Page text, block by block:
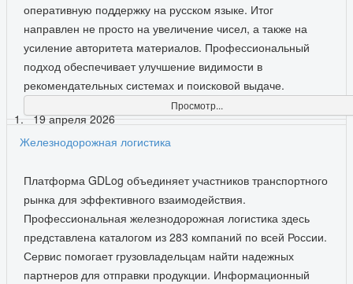
оперативную поддержку на русском языке. Итог
направлен не просто на увеличение чисел, а также на
усиление авторитета материалов. Профессиональный
подход обеспечивает улучшение видимости в
рекомендательных системах и поисковой выдаче.
Просмотр...
19 апреля 2026
Железнодорожная логистика
Платформа GDLog объединяет участников транспортного
рынка для эффективного взаимодействия.
Профессиональная железнодорожная логистика здесь
представлена каталогом из 283 компаний по всей России.
Сервис помогает грузовладельцам найти надежных
партнеров для отправки продукции. Информационный